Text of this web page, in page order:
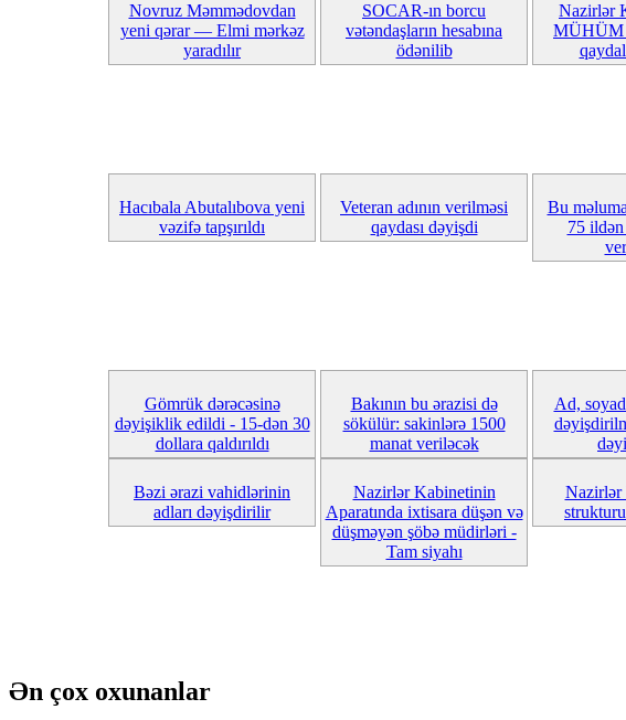
Novruz Məmmədovdan
yeni qərar — Elmi mərkəz
yaradılır
SOCAR-ın borcu
vətəndaşların hesabına
ödənilib
Nazirlər
Hacıbala Abutalıbova yeni
vəzifə tapşırıldı
Veteran adının verilməsi
qaydası dəyişdi
Bu
75
Gömrük dərəcəsinə
dəyişiklik edildi - 15-dən 30
dollara qaldırıldı
Bakının bu ərazisi də
sökülür: sakinlərə 1500
manat veriləcək
Ad, soyad
Bəzi ərazi vahidlərinin
adları dəyişdirilir
Nazirlər Kabinetinin
Aparatında ixtisara düşən və
düşməyən şöbə müdirləri -
Tam siyahı
Nazirlər
Ən çox oxunanlar